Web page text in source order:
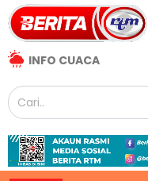
INFO CUACA